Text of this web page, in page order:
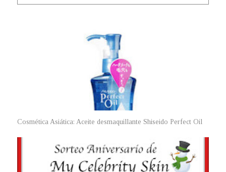
Cosmética Asiática: Aceite desmaquillante Shiseido Perfect Oil